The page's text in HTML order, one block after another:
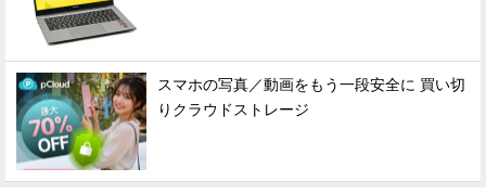
スマホの写真／動画をもう一段安全に 買い切
りクラウドストレージ